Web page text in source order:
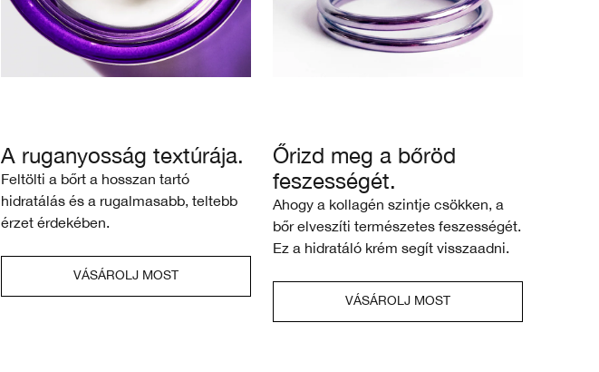
A ruganyosság textúrája.
Feltölti a bőrt a hosszan tartó
hidratálás és a rugalmasabb, teltebb
érzet érdekében.
VÁSÁROLJ MOST
Őrizd meg a bőröd
feszességét.
Ahogy a kollagén szintje csökken, a
bőr elveszíti természetes feszességét.
Ez a hidratáló krém segít visszaadni.
VÁSÁROLJ MOST